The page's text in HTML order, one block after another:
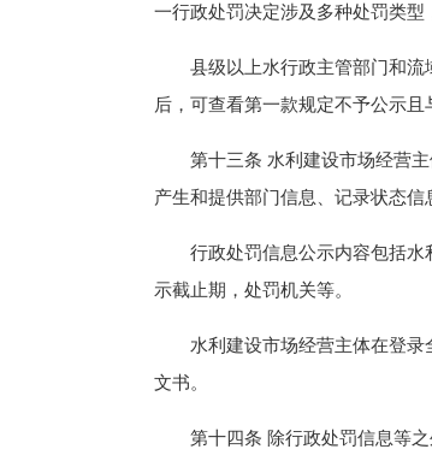
一行政处罚决定涉及多种处罚类型
县级以上水行政主管部门和流域
后，可查看第一款规定不予公示且
第十三条 水利建设市场经营主
产生和提供部门信息、记录状态信
行政处罚信息公示内容包括水利
示截止期，处罚机关等。
水利建设市场经营主体在登录全
文书。
第十四条 除行政处罚信息等之